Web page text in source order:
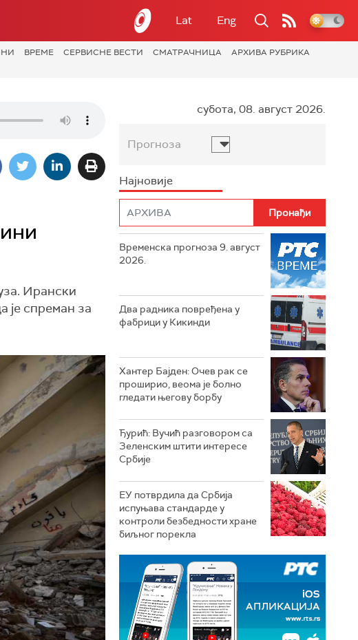
Lat Eng
ВРЕМЕ СЕРВИСНЕ ВЕСТИ СМАТРАЧНИЦА
АРХИВА РУБРИКА
Ирански
је спреман за
субота, 08. август 2026.
Прогноза
Најновије
Временска прогноза 9. август
2026.
Два радника повређена у
фабрици у Кикинди
Хантер Бајден: Очев рак се
проширио, веома је болно
гледати његову борбу
Ђурић: Вучић разговором са
Зеленским штити интересе
Србије
ЕУ потврдила да Србија
испуњава стандарде у
контроли безбедности хране
биљног порекла